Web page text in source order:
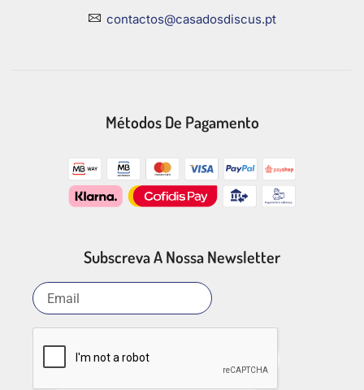
contactos@casadosdiscus.pt
Métodos De Pagamento
Subscreva A Nossa Newsletter